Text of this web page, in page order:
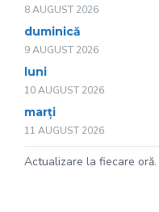
8 AUGUST 2026
duminică
9 AUGUST 2026
luni
10 AUGUST 2026
marți
11 AUGUST 2026
Actualizare la fiecare oră.